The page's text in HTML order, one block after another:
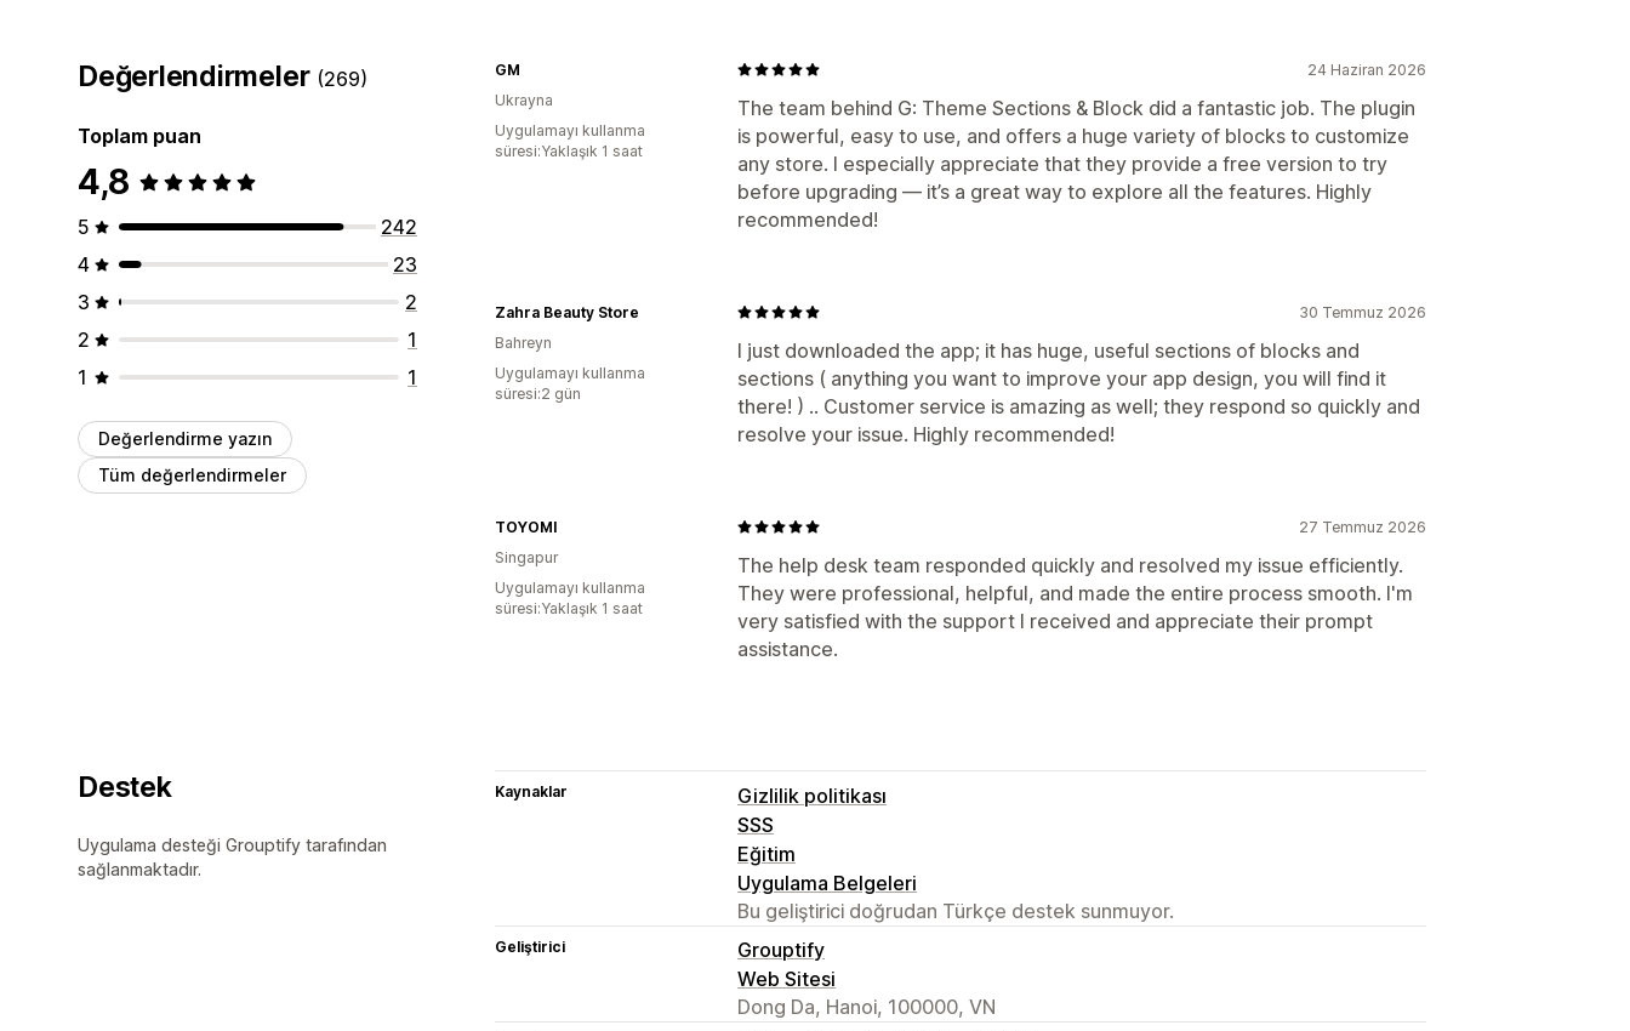
Sayfaları yönetme
Şablonlar Genel bölümler Mobil duyarlı
Değerlendirmeler (269)
Toplam puan
4,8
5
242
4
23
3
2
2
1
1
1
Değerlendirme yazın
Tüm değerlendirmeler
24 Haziran 2026
The team behind G: Theme Sections & Block did a fantastic job. The plugin
is powerful, easy to use, and offers a huge variety of blocks to customize
any store. I especially appreciate that they provide a free version to try
before upgrading — it’s a great way to explore all the features. Highly
recommended!
GM
Ukrayna
Uygulamayı kullanma
süresi:Yaklaşık 1 saat
30 Temmuz 2026
I just downloaded the app; it has huge, useful sections of blocks and
sections ( anything you want to improve your app design, you will find it
there! ) .. Customer service is amazing as well; they respond so quickly and
resolve your issue. Highly recommended!
Zahra Beauty Store
Bahreyn
Uygulamayı kullanma
süresi:2 gün
27 Temmuz 2026
The help desk team responded quickly and resolved my issue efficiently.
They were professional, helpful, and made the entire process smooth. I'm
very satisfied with the support I received and appreciate their prompt
assistance.
TOYOMI
Singapur
Uygulamayı kullanma
süresi:Yaklaşık 1 saat
Destek
Uygulama desteği Grouptify tarafından
sağlanmaktadır.
Kaynaklar
Gizlilik politikası
SSS
Eğitim
Uygulama Belgeleri
Bu geliştirici doğrudan Türkçe destek sunmuyor.
Geliştirici
Grouptify
Web Sitesi
Dong Da, Hanoi, 100000, VN